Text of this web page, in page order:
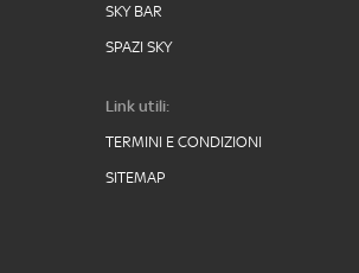
SKY BAR
SPAZI SKY
Link utili:
TERMINI E CONDIZIONI
SITEMAP